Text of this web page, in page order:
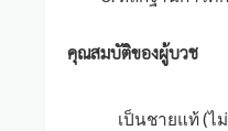
คุณสมบัติของผู้บวช
เป็นชายแท้ (ไ